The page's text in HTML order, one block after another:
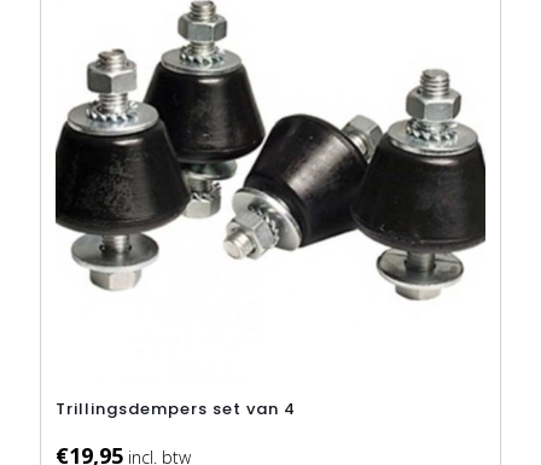
Trillingsdempers set van 4
€19,95